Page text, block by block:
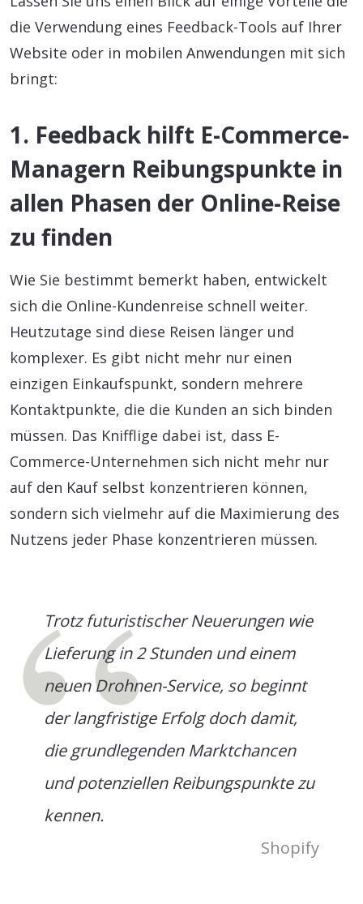
die Verwendung eines Feedback-Tools auf Ihrer
Website oder in mobilen Anwendungen mit sich
bringt:
1. Feedback hilft E-Commerce-
Managern Reibungspunkte in
allen Phasen der Online-Reise
zu finden
Wie Sie bestimmt bemerkt haben, entwickelt
sich die Online-Kundenreise schnell weiter.
Heutzutage sind diese Reisen länger und
komplexer. Es gibt nicht mehr nur einen
einzigen Einkaufspunkt, sondern mehrere
Kontaktpunkte, die die Kunden an sich binden
müssen. Das Knifflige dabei ist, dass E-
Commerce-Unternehmen sich nicht mehr nur
auf den Kauf selbst konzentrieren können,
sondern sich vielmehr auf die Maximierung des
Nutzens jeder Phase konzentrieren müssen.
Trotz futuristischer Neuerungen wie
Lieferung in 2 Stunden und einem
neuen Drohnen-Service, so beginnt
der langfristige Erfolg doch damit,
die grundlegenden Marktchancen
und potenziellen Reibungspunkte zu
kennen.
Shopify